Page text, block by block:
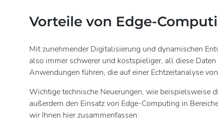
Vorteile von Edge-
Mit zunehmender Digitalisierung und dynamischen
also immer schwerer und kostspieliger, all diese
Anwendungen führen, die auf einer Echtzeitanalyse
Wichtige technische Neuerungen, wie beispielsweise
außerdem den Einsatz von Edge-Computing in
wir Ihnen hier zusammenfassen: